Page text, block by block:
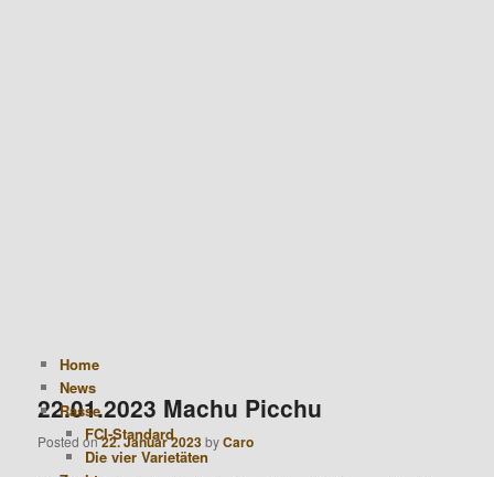
22.01.2023 Machu Picchu
Posted on22. Januar 2023byCaro
Home
News
Rasse
FCI-Standard
Die vier Varietäten